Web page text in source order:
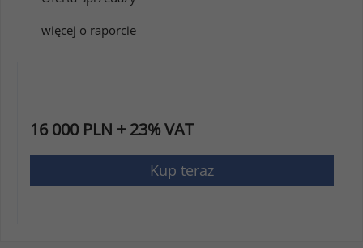
więcej o raporcie
16 000 PLN + 23% VAT
Kup teraz